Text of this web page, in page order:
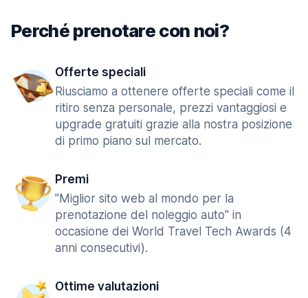
Perché prenotare con noi?
Offerte speciali
Riusciamo a ottenere offerte speciali come il
ritiro senza personale, prezzi vantaggiosi e
upgrade gratuiti grazie alla nostra posizione
di primo piano sul mercato.
Premi
"Miglior sito web al mondo per la
prenotazione del noleggio auto" in
occasione dei World Travel Tech Awards (4
anni consecutivi).
Ottime valutazioni